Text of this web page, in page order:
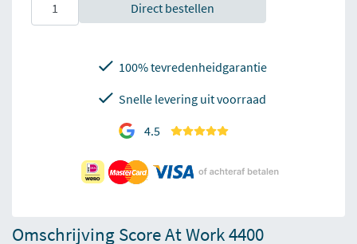
Direct bestellen
100% tevredenheidgarantie
Snelle levering uit voorraad
4.5
Omschrijving Score At Work 4400